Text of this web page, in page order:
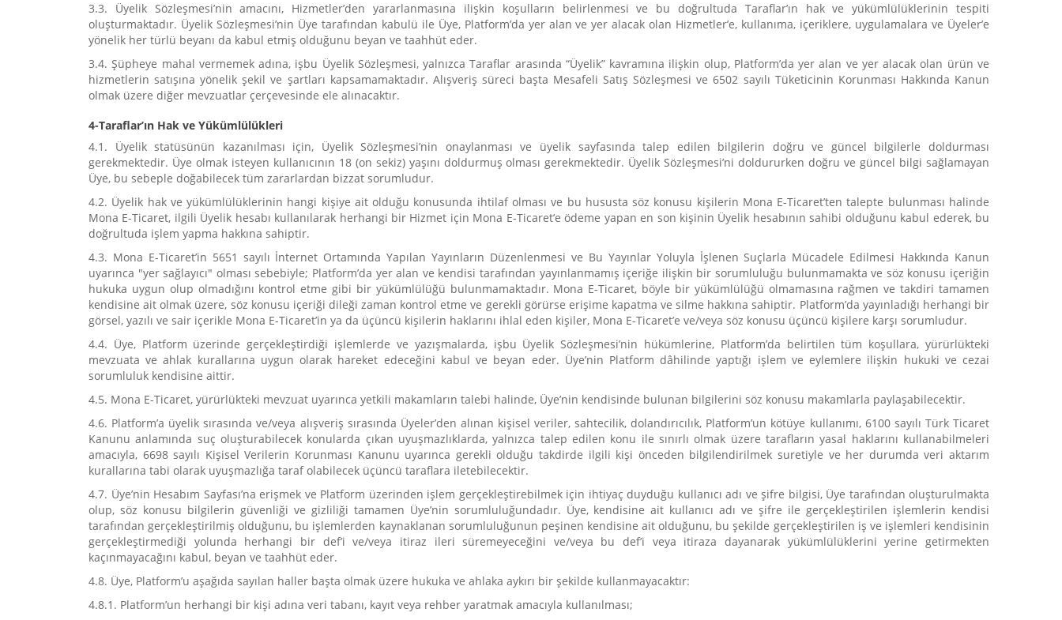
3.3. Üyelik Sözleşmesi’nin amacını, Hizmetler’den yararlanmasına ilişkin koşulların belirlenmesi ve bu doğrultuda Taraflar’ın hak ve yükümlülüklerinin tespiti
oluşturmaktadır. Üyelik Sözleşmesi’nin Üye tarafından kabulü ile Üye, Platform’da yer alan ve yer alacak olan Hizmetler’e, kullanıma, içeriklere, uygulamalara ve Üyeler’e
yönelik her türlü beyanı da kabul etmiş olduğunu beyan ve taahhüt eder.
3.4. Şüpheye mahal vermemek adına, işbu Üyelik Sözleşmesi, yalnızca Taraflar arasında “Üyelik” kavramına ilişkin olup, Platform’da yer alan ve yer alacak olan ürün ve
hizmetlerin satışına yönelik şekil ve şartları kapsamamaktadır. Alışveriş süreci başta Mesafeli Satış Sözleşmesi ve 6502 sayılı Tüketicinin Korunması Hakkında Kanun
olmak üzere diğer mevzuatlar çerçevesinde ele alınacaktır.
4-Taraflar’ın Hak ve Yükümlülükleri
4.1. Üyelik statüsünün kazanılması için, Üyelik Sözleşmesi’nin onaylanması ve üyelik sayfasında talep edilen bilgilerin doğru ve güncel bilgilerle doldurması
gerekmektedir. Üye olmak isteyen kullanıcının 18 (on sekiz) yaşını doldurmuş olması gerekmektedir. Üyelik Sözleşmesi’ni doldururken doğru ve güncel bilgi sağlamayan
Üye, bu sebeple doğabilecek tüm zararlardan bizzat sorumludur.
4.2. Üyelik hak ve yükümlülüklerinin hangi kişiye ait olduğu konusunda ihtilaf olması ve bu hususta söz konusu kişilerin Mona E-Ticaret’ten talepte bulunması halinde
Mona E-Ticaret, ilgili Üyelik hesabı kullanılarak herhangi bir Hizmet için Mona E-Ticaret’e ödeme yapan en son kişinin Üyelik hesabının sahibi olduğunu kabul ederek, bu
doğrultuda işlem yapma hakkına sahiptir.
4.3. Mona E-Ticaret’in 5651 sayılı İnternet Ortamında Yapılan Yayınların Düzenlenmesi ve Bu Yayınlar Yoluyla İşlenen Suçlarla Mücadele Edilmesi Hakkında Kanun
uyarınca "yer sağlayıcı" olması sebebiyle; Platform’da yer alan ve kendisi tarafından yayınlanmamış içeriğe ilişkin bir sorumluluğu bulunmamakta ve söz konusu içeriğin
hukuka uygun olup olmadığını kontrol etme gibi bir yükümlülüğü bulunmamaktadır. Mona E-Ticaret, böyle bir yükümlülüğü olmamasına rağmen ve takdiri tamamen
kendisine ait olmak üzere, söz konusu içeriği dileği zaman kontrol etme ve gerekli görürse erişime kapatma ve silme hakkına sahiptir. Platform’da yayınladığı herhangi bir
görsel, yazılı ve sair içerikle Mona E-Ticaret’in ya da üçüncü kişilerin haklarını ihlal eden kişiler, Mona E-Ticaret’e ve/veya söz konusu üçüncü kişilere karşı sorumludur.
4.4. Üye, Platform üzerinde gerçekleştirdiği işlemlerde ve yazışmalarda, işbu Üyelik Sözleşmesi’nin hükümlerine, Platform’da belirtilen tüm koşullara, yürürlükteki
mevzuata ve ahlak kurallarına uygun olarak hareket edeceğini kabul ve beyan eder. Üye’nin Platform dâhilinde yaptığı işlem ve eylemlere ilişkin hukuki ve cezai
sorumluluk kendisine aittir.
4.5. Mona E-Ticaret, yürürlükteki mevzuat uyarınca yetkili makamların talebi halinde, Üye’nin kendisinde bulunan bilgilerini söz konusu makamlarla paylaşabilecektir.
4.6. Platform’a üyelik sırasında ve/veya alışveriş sırasında Üyeler’den alınan kişisel veriler, sahtecilik, dolandırıcılık, Platform’un kötüye kullanımı, 6100 sayılı Türk Ticaret
Kanunu anlamında suç oluşturabilecek konularda çıkan uyuşmazlıklarda, yalnızca talep edilen konu ile sınırlı olmak üzere tarafların yasal haklarını kullanabilmeleri
amacıyla, 6698 sayılı Kişisel Verilerin Korunması Kanunu uyarınca gerekli olduğu takdirde ilgili kişi önceden bilgilendirilmek suretiyle ve her durumda veri aktarım
kurallarına tabi olarak uyuşmazlığa taraf olabilecek üçüncü taraflara iletebilecektir.
4.7. Üye’nin Hesabım Sayfası’na erişmek ve Platform üzerinden işlem gerçekleştirebilmek için ihtiyaç duyduğu kullanıcı adı ve şifre bilgisi, Üye tarafından oluşturulmakta
olup, söz konusu bilgilerin güvenliği ve gizliliği tamamen Üye’nin sorumluluğundadır. Üye, kendisine ait kullanıcı adı ve şifre ile gerçekleştirilen işlemlerin kendisi
tarafından gerçekleştirilmiş olduğunu, bu işlemlerden kaynaklanan sorumluluğunun peşinen kendisine ait olduğunu, bu şekilde gerçekleştirilen iş ve işlemleri kendisinin
gerçekleştirmediği yolunda herhangi bir def’i ve/veya itiraz ileri süremeyeceğini ve/veya bu def’i veya itiraza dayanarak yükümlülüklerini yerine getirmekten
kaçınmayacağını kabul, beyan ve taahhüt eder.
4.8. Üye, Platform’u aşağıda sayılan haller başta olmak üzere hukuka ve ahlaka aykırı bir şekilde kullanmayacaktır:
4.8.1. Platform’un herhangi bir kişi adına veri tabanı, kayıt veya rehber yaratmak amacıyla kullanılması;